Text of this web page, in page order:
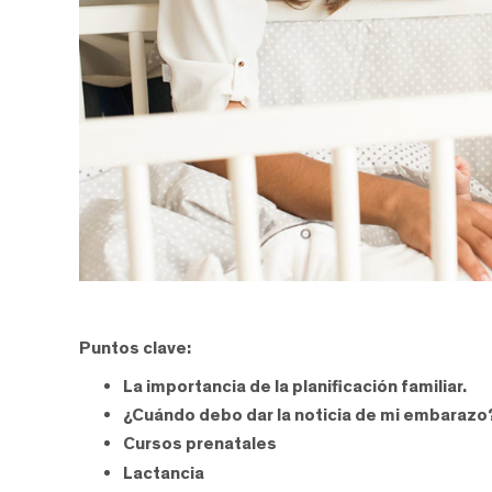
Puntos clave:
La importancia de la planificación familiar.
¿Cuándo debo dar la noticia de mi
Cursos prenatales
Lactancia